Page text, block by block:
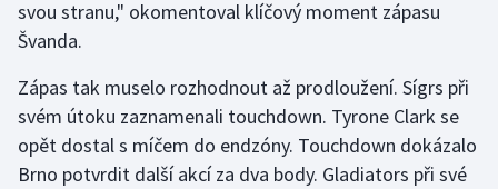
svou stranu," okomentoval klíčový moment zápasu
Švanda.
Zápas tak muselo rozhodnout až prodloužení. Sígrs při
svém útoku zaznamenali touchdown. Tyrone Clark se
opět dostal s míčem do endzóny. Touchdown dokázalo
Brno potvrdit další akcí za dva body. Gladiators při své